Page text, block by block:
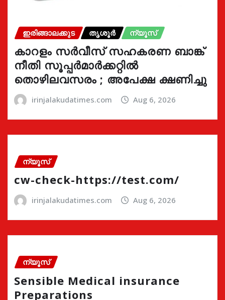
ഇരിങ്ങാലക്കുട തൃശൂർ ന്യൂസ്
കാറളം സർവീസ് സഹകരണ ബാങ്ക്
നീതി സൂപ്പർമാർക്കറ്റിൽ
തൊഴിലവസരം ; അപേക്ഷ ക്ഷണിച്ചു
irinjalakudatimes.com Aug 6, 2026
ന്യൂസ്
cw-check-https://test.com/
irinjalakudatimes.com Aug 6, 2026
ന്യൂസ്
Sensible Medical insurance
Preparations